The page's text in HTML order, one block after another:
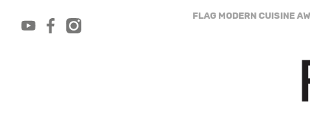
FLAG MODERN CUISINE